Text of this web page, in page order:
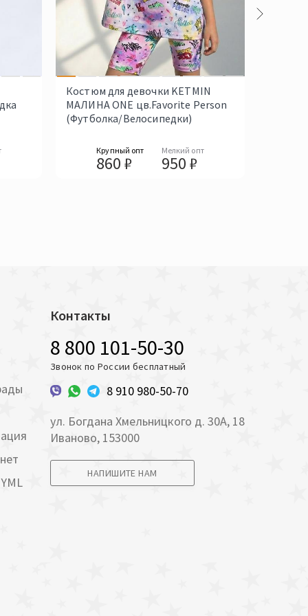
Костюм для девочки KETMIN
МАЛИНА ONE цв.Favorite Person
(Футболка/Велосипедки)
Крупный опт
860 ₽
Мелкий опт
950 ₽
Контакты
8 800 101-50-30
Звонок по России бесплатный
8 910 980-50-70
ул. Богдана Хмельницкого д. 30А, 18
Иваново, 153000
НАПИШИТЕ НАМ